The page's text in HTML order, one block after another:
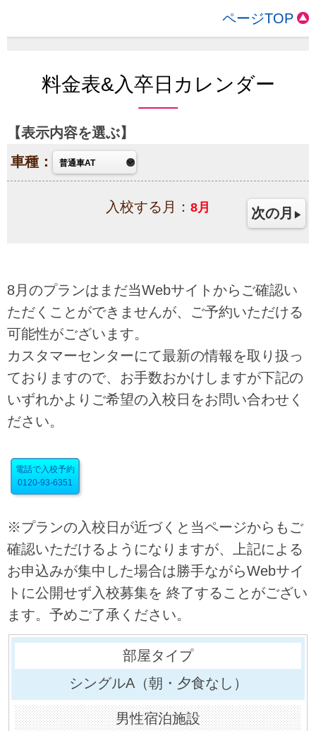
ページTOP
料金表&入卒日カレンダー
表示内容を選ぶ
車種：
入校する月： 8月 次の月
8月のプランはまだ当Webサイトからご確認い
ただくことができませんが、ご予約いただける
可能性がございます。
カスタマーセンターにて最新の情報を取り扱っ
ておりますので、お手数おかけしますが下記の
いずれかよりご希望の入校日をお問い合わせく
ださい。
電話で入校予約
0120-93-6351
※プランの入校日が近づくと当ページからもご
確認いただけるようになりますが、上記による
お申込みが集中した場合は勝手ながらWebサイ
トに公開せず入校募集を 終了することがござい
ます。予めご了承ください。
シングルA（朝・夕食なし）